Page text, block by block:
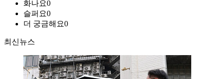
화나요0
슬퍼요0
더 궁금해요0
최신뉴스